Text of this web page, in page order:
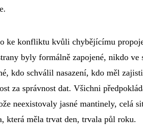
ke konfliktu kvůli chybějícímu
byly formálně zapojené, nikdo ve
kdo schválil nasazení, kdo měl
za správnost dat. Všichni
neexistovaly jasné mantinely, celá
která měla trvat den, trvala půl roku.